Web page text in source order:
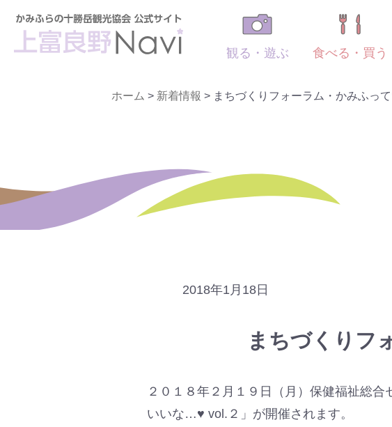
観る・遊ぶ 食べる・買う
ホーム > 新着情報 > まちづくりフォーラム・かみふっ
2018年1月18日
まちづくりフ
２０１８年２月１９日（月）保健福祉総
いいな…♥ vol.２」が開催されます。